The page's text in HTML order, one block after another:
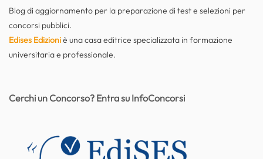
Blog di aggiornamento per la preparazione di test e selezioni per
concorsi pubblici.
Edises Edizioniè una casa editrice specializzata in formazione
universitaria e professionale.
Cerchi un Concorso? Entra su InfoConcorsi